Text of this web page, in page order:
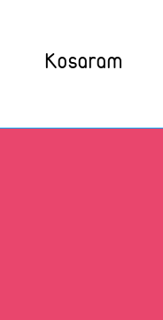
Kosaram